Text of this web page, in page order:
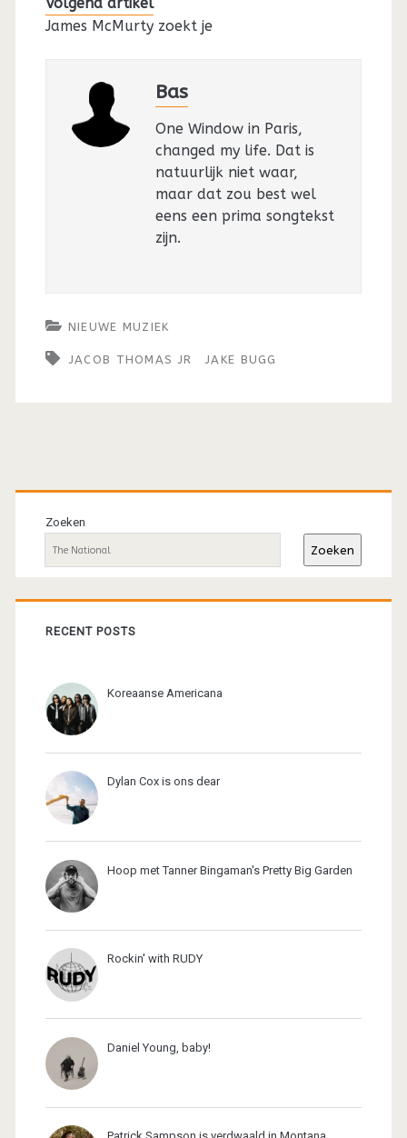
James McMurty zoekt je
Bas
One Window in Paris,
changed my life. Dat is
natuurlijk niet waar,
maar dat zou best wel
eens een prima songtekst
zijn.
NIEUWE MUZIEK
JACOB THOMAS JR JAKE BUGG
Primaire
sidebar
Zoeken
Zoeken
RECENT POSTS
Koreaanse Americana
Dylan Cox is ons dear
Hoop met Tanner Bingaman's Pretty Big Garden
Rockin' with RUDY
Daniel Young, baby!